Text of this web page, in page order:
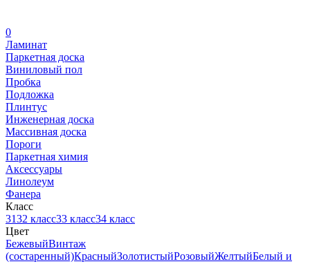
0
Ламинат
Паркетная доска
Виниловый пол
Пробка
Подложка
Плинтус
Инженерная доска
Массивная доска
Пороги
Паркетная химия
Аксессуары
Линолеум
Фанера
Класс
3132 класс33 класс34 класс
Цвет
БежевыйВинтаж
(состаренный)КрасныйЗолотистыйРозовыйЖелтыйБелый и